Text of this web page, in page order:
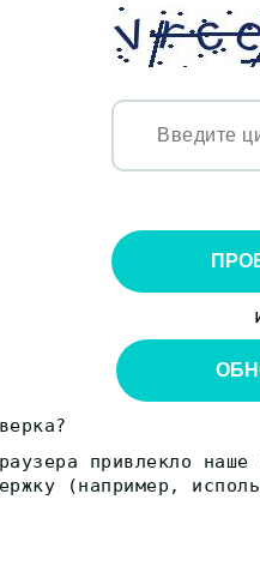
привлекло наше
(например,